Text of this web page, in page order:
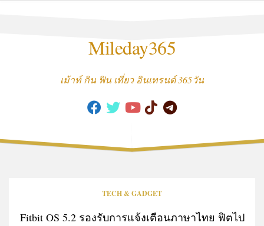
Mileday365
เม้าท์ กิน ฟิน เที่ยว อินเทรนด์ 365วัน
TECH & GADGET
Fitbit OS 5.2 รองรับการแจ้งเตือนภาษาไทย ฟิตไป